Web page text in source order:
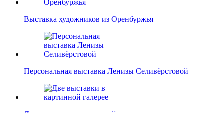
Выставка художников из Оренбуржья
Персональная выставка Ленизы Селивёрстовой